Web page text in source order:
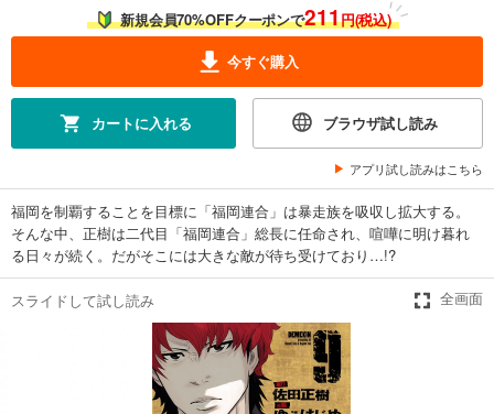
新規会員70%OFFクーポンで211円(税込)
今すぐ購入
カートに入れる ブラウザ試し読み
アプリ試し読みはこちら
福岡を制覇することを目標に「福岡連合」は暴走族を吸収し拡大する。
そんな中、正樹は二代目「福岡連合」総長に任命され、喧嘩に明け暮れ
る日々が続く。だがそこには大きな敵が待ち受けており…!?
スライドして試し読み 全画面